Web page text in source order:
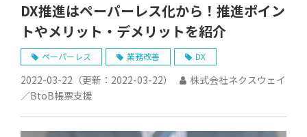
DX推進はペーパーレス化から！推進ポイン
トやメリット・デメリットを紹介
ペーパーレス 業務改善 DX
2022-03-22 （更新： 2022-03-22）
株式会社ネクスウェイ
／BtoB帳票支援